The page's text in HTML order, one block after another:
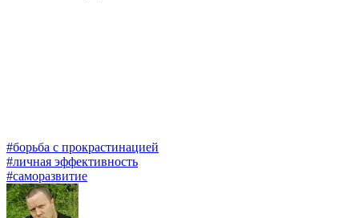
#борьба с прокрастинацией
#личная эффективность
#саморазвитие